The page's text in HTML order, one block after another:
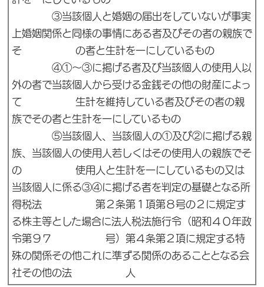
③当該個人と婚姻の届出をしていないが事実
上婚姻関係と同様の事情にある者及びその者の親族で
そ の者と生計を一にしているもの
④①～③に掲げる者及び当該個人の使用人以
外の者で当該個人から受ける金銭その他の財産によっ
て 生計を維持している者及びその者の親
族でその者と生計を一にしているもの
⑤当該個人、当該個人の①及び②に掲げる親
族、当該個人の使用人若しくはその使用人の親族でそ
の 使用人と生計を一にしているもの又は
当該個人に係る③④に掲げる者を判定の基礎となる所
得税法 第２条第１項第８号の２に規定す
る株主等とした場合に法人税法施行令（昭和４０年政
令第９７ 号）第４条第２項に規定する特
殊の関係その他これに準ずる関係のあることとなる会
社その他の法 人